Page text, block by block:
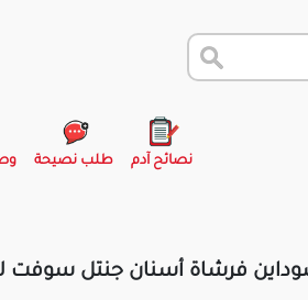
نصائح آدم طلب نصيحة
فرشاة أسنان جنتل سوفت لطيفة